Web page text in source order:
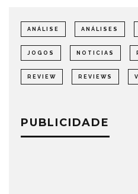
ANÁLISE ANÁLISES
JOGOS NOTICIAS
REVIEW REVIEWS
PUBLICIDADE